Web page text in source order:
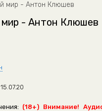
мир - Антон Клюшев
- Антон Клюшев
15.07.20
(18+) Внимание!